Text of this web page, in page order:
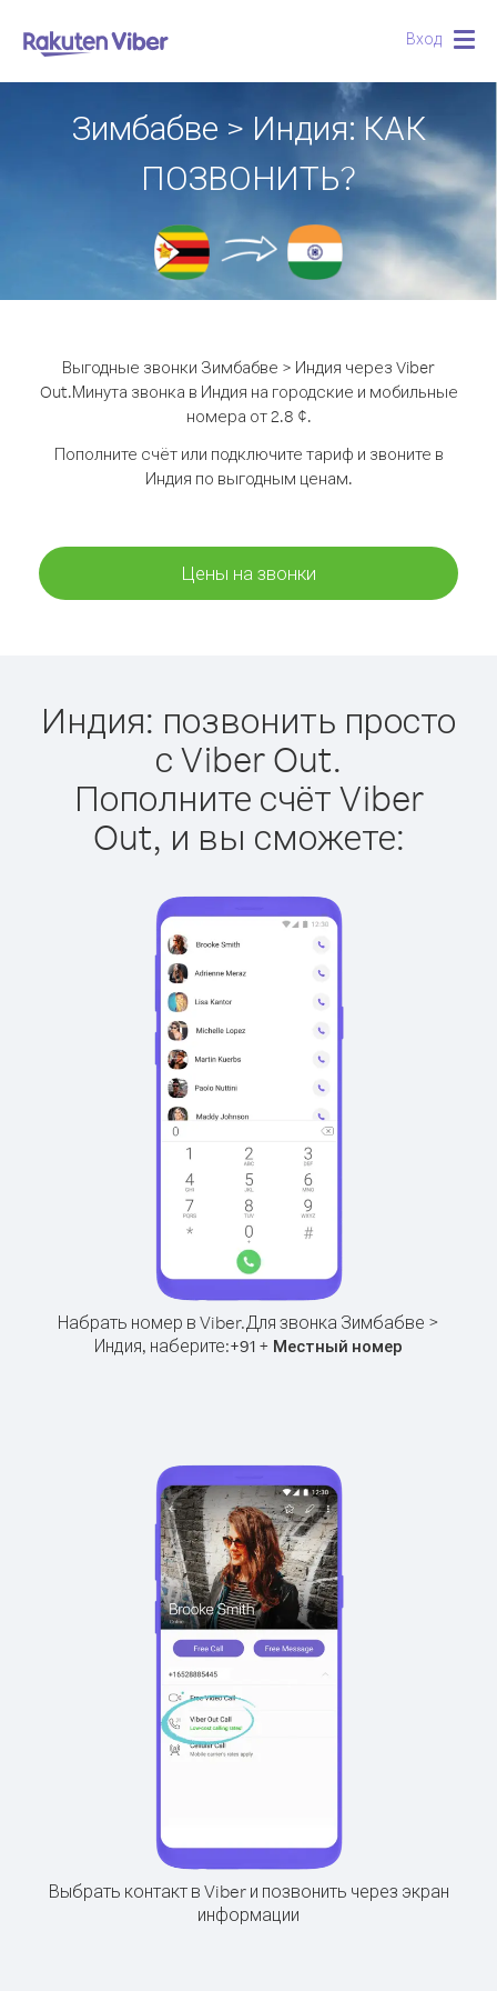
Вход
Зимбабве > Индия: КАК
ПОЗВОНИТЬ?
Выгодные звонки Зимбабве > Индия через Viber
Out.Минута звонка в Индия на городские и мобильные
номера от 2.8 ¢.
Пополните счёт или подключите тариф и звоните в
Индия по выгодным ценам.
Цены на звонки
Индия: позвонить просто
с Viber Out.
Пополните счёт Viber
Out, и вы сможете:
Набрать номер в Viber.Для звонка Зимбабве >
Индия, наберите:+91 + Местный номер
Выбрать контакт в Viber и позвонить через экран
информации